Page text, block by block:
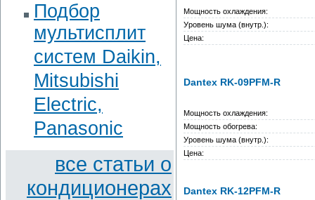
Подбор
мультисплит
систем Daikin,
Mitsubishi
Electric,
Panasonic
вce cтaтьи o
кoндициoнepax
Мощность охлаждения:
Уровень шума (внутр.):
Цена:
Dantex RK-09PFM-R
Мощность охлаждения:
Мощность обогрева:
Уровень шума (внутр.):
Цена:
Dantex RK-12PFM-R